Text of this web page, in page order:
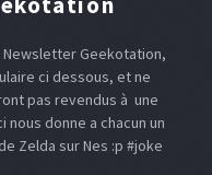
Newsletter Geekotation,
ci dessous, et ne
pas revendus à une
nous donne a chacun un
Zelda sur Nes :p #joke